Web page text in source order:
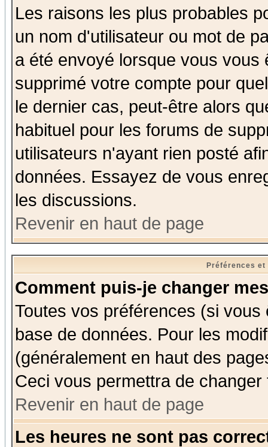
Les raisons les plus probables
un nom d'utilisateur ou mot de
a été envoyé lorsque vous
supprimé votre compte pour
le dernier cas, peut-être alors
habituel pour les forums de
utilisateurs n'ayant rien posté
données. Essayez de vous
les discussions.
Revenir en haut de page
Préférences
Comment puis-je changer
Toutes vos préférences (si
base de données. Pour les
(généralement en haut des
Ceci vous permettra de
Revenir en haut de page
Les heures ne sont pas